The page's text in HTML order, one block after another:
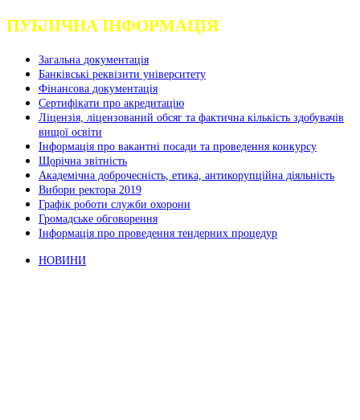
ПУБЛІЧНА ІНФОРМАЦІЯ
Загальна документація
Банківські реквізити університету
Фінансова документація
Сертифікати про акредитацію
Ліцензія, ліцензований обсяг та фактична кількість здобувачів
вищої освіти
Інформація про вакантні посади та проведення конкурсу
Щорічна звітність
Академічна доброчесність, етика, антикорупційна діяльність
Вибори ректора 2019
Графік роботи служби охорони
Громадське обговорення
Інформація про проведення тендерних процедур
НОВИНИ